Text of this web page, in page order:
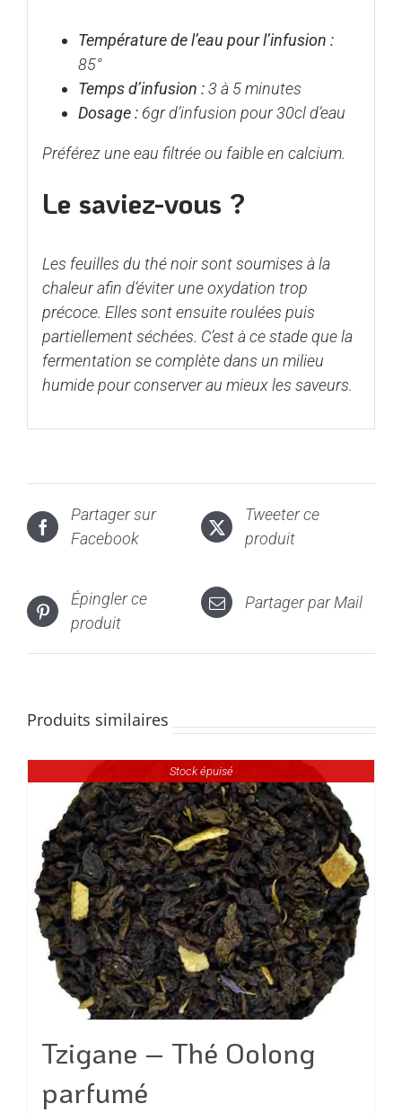
Température de l’eau pour l’infusion :
85°
Temps d’infusion :3 à 5 minutes
Dosage : 6gr d’infusion pour 30cl d’eau
Préférez une eau filtrée ou faible en calcium.
Le saviez-vous ?
Les feuilles du thé noir sont soumises à la
chaleur afin d’éviter une oxydation trop
précoce. Elles sont ensuite roulées puis
partiellement séchées. C’est à ce stade que la
fermentation se complète dans un milieu
humide pour conserver au mieux les saveurs.
Partager sur
Facebook
Tweeter ce
produit
Épingler ce
produit
Partager par Mail
Produits similaires
Stock épuisé
Tzigane – Thé Oolong
parfumé